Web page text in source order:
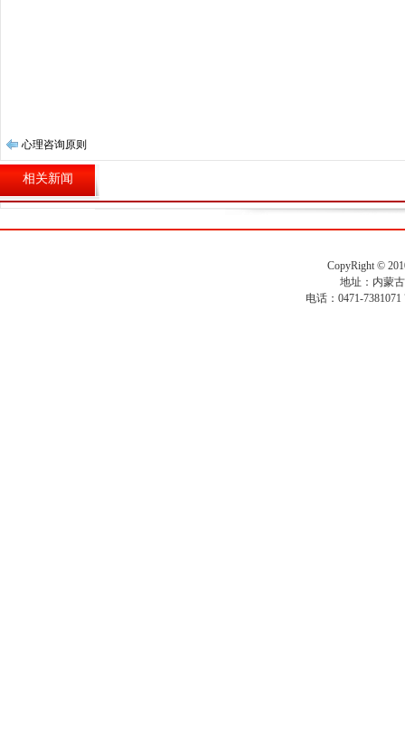
心理咨询原则
相关新闻
CopyRight ©
地址：内蒙
电话：0471-7381071